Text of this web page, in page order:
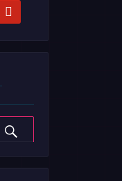
pinterest